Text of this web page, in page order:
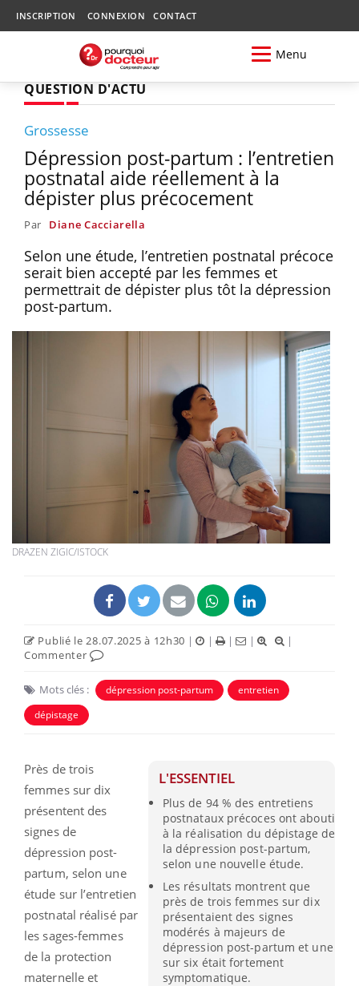
INSCRIPTION CONNEXION CONTACT
Menu
QUESTION D'ACTU
Grossesse
Dépression post-partum : l’entretien
postnatal aide réellement à la
dépister plus précocement
Par Diane Cacciarella
Selon une étude, l’entretien postnatal précoce
serait bien accepté par les femmes et
permettrait de dépister plus tôt la dépression
post-partum.
DRAZEN ZIGIC/ISTOCK
Publié le 28.07.2025 à 12h30 | | | |
|
Commenter
Mots clés : dépression post-partum
entretien
dépistage
L'ESSENTIEL
Plus de 94 % des entretiens
postnataux précoces ont abouti
à la réalisation du dépistage de
la dépression post-partum,
selon une nouvelle étude.
Les résultats montrent que
près de trois femmes sur dix
présentaient des signes
modérés à majeurs de
dépression post-partum et une
sur six était fortement
symptomatique.
Près de trois
femmes sur dix
présentent des
signes de
dépression post-
partum, selon une
étude sur l’entretien
postnatal réalisé par
les sages-femmes
de la protection
maternelle et